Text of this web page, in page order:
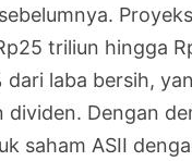
triliun hingga
laba bersih,
Dengan
saham ASII